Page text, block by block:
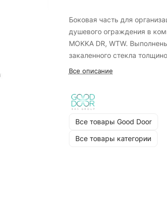
Боковая часть для
душевого ограждения в
MOKKA DR, WTW.
закаленного стекла
Все описание
Все товары Good Door
Все товары категории